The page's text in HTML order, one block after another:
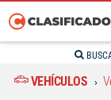
VEHÍCULOS